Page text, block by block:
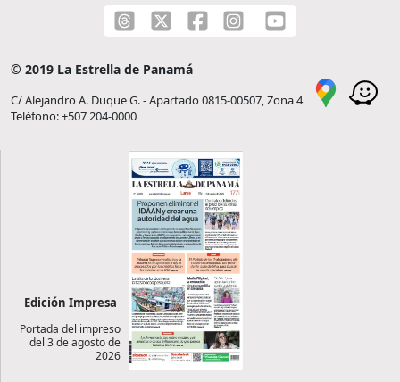
© 2019 La Estrella de Panamá
C/ Alejandro A. Duque G. - Apartado 0815-00507, Zona 4
Teléfono: +507 204-0000
Edición Impresa
Portada del impreso
del 3 de agosto de
2026